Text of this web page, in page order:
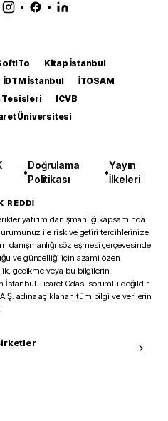
• •
Kitap İstanbul
İDTM İstanbul
İTOSAM
Tesisleri
ICVB
Üniversitesi
•
Doğrulama
Politikası
•
Yayın
İlkeleri
REDDİ
yatırım danışmanlığı kapsamında
ile risk ve getiri tercihlerinize
danışmanlığı sözleşmesi çerçevesinde
ve güncelliği için azami özen
gecikme veya bu bilgilerin
İstanbul Ticaret Odası sorumlu değildir.
adına açıklanan tüm bilgi ve verilerin